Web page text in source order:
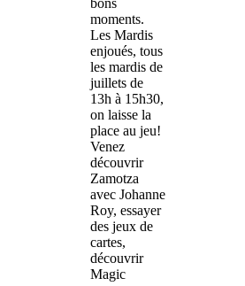
moments.
Les Mardis
enjoués, tous
les mardis de
juillets de
13h à 15h30,
on laisse la
place au jeu!
Venez
découvrir
Zamotza
avec Johanne
Roy, essayer
des jeux de
cartes,
découvrir
Magic